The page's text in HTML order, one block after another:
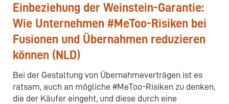
Einbeziehung der Weinstein-Garantie:
Wie Unternehmen #MeToo-Risiken bei
Fusionen und Übernahmen reduzieren
können (NLD)
Bei der Gestaltung von Übernahmeverträgen ist es
ratsam, auch an mögliche #MeToo-Risiken zu denken,
die der Käufer eingeht, und diese durch eine